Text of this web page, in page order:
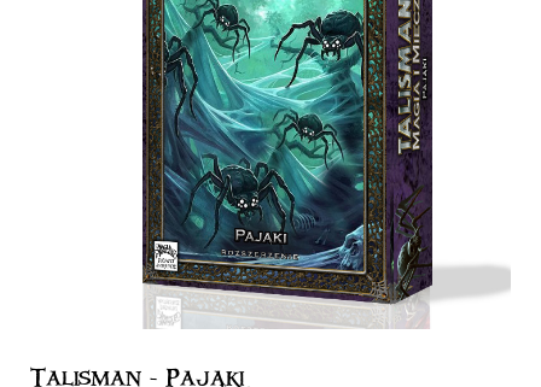
Talisman - Pająki